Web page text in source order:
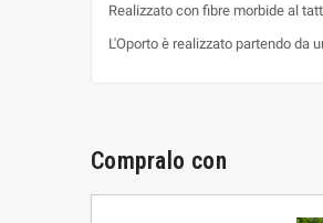
Realizzato con fibre morbide al
L'Oporto è realizzato partendo da
Compralo con